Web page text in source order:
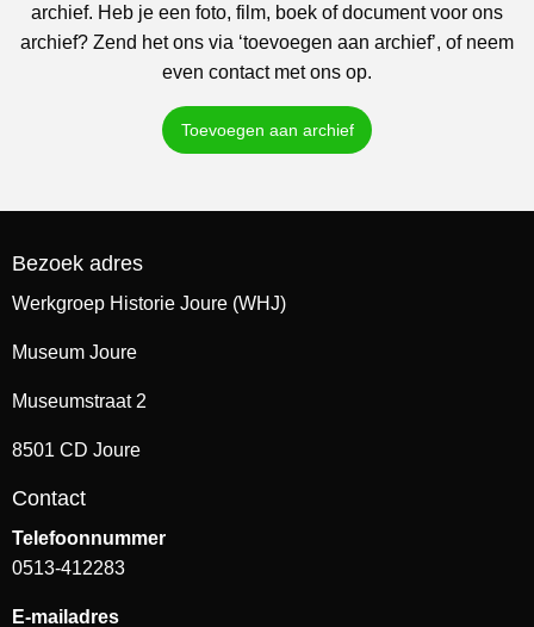
archief. Heb je een foto, film, boek of document voor ons
archief? Zend het ons via ‘toevoegen aan archief’, of neem
even contact met ons op.
Toevoegen aan archief
Bezoek adres
Werkgroep Historie Joure (WHJ)
Museum Joure
Museumstraat 2
8501 CD Joure
Contact
Telefoonnummer
0513-412283
E-mailadres